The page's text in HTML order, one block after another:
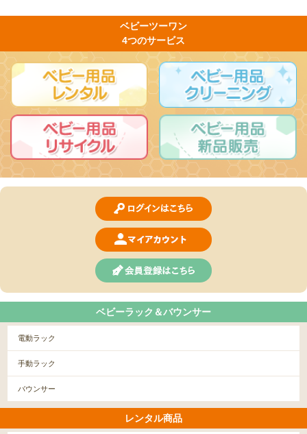
ベビーツーワン
4つのサービス
ベビーラック＆バウンサー
電動ラック
手動ラック
バウンサー
レンタル商品